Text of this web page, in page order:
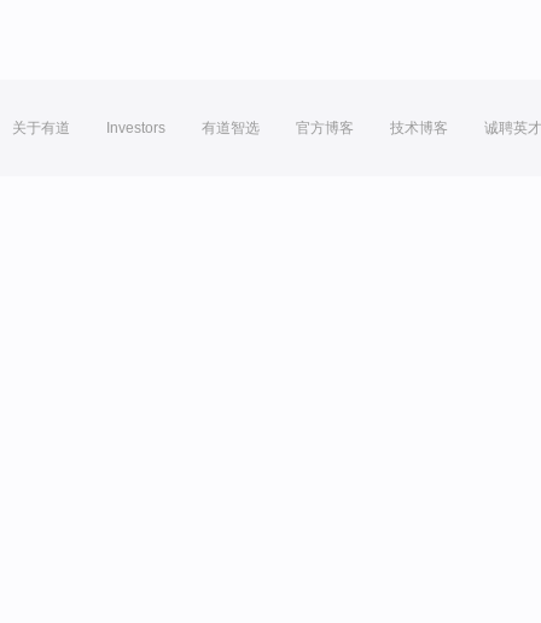
关于有道 Investors 有道智选 官方博客 技术博客 诚聘英才